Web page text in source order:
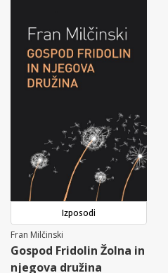
Izposodi
Fran Milčinski
Gospod Fridolin Žolna in
njegova družina